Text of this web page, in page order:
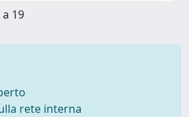
19
rete interna